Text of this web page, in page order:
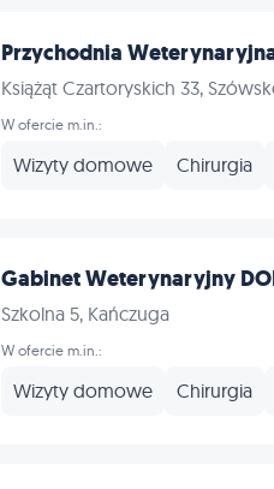
Przychodnia
Książąt Czartoryskich 33,
W ofercie m.in.:
Wizyty domowe Chirurgia
Gabinet Weterynaryjny
Szkolna 5, Kańczuga
W ofercie m.in.:
Wizyty domowe Chirurgia